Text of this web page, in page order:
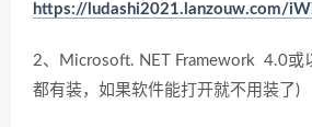
https://ludashi2021.lanzouw.com/
2、Microsoft. NET Framework 4.0或
都有装，如果软件能打开就不用装了)